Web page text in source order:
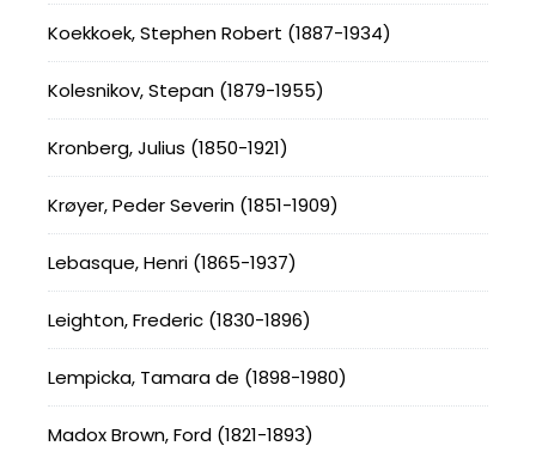
Koekkoek, Stephen Robert (1887-1934)
Kolesnikov, Stepan (1879-1955)
Kronberg, Julius (1850-1921)
Krøyer, Peder Severin (1851-1909)
Lebasque, Henri (1865-1937)
Leighton, Frederic (1830-1896)
Lempicka, Tamara de (1898-1980)
Madox Brown, Ford (1821-1893)